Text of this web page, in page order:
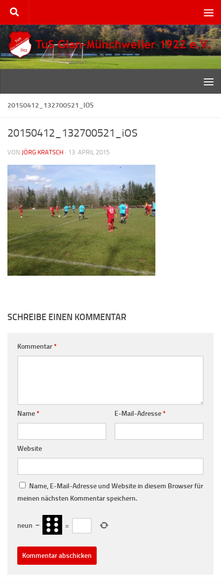
Zum Inhalt springen
20150412_132700521_IOS
20150412_132700521_iOS
VON JÖRG KRATSCH · 13. APRIL 2015
SCHREIBE EINEN KOMMENTAR
Kommentar*
Name* E-Mail-Adresse*
Website
Name, E-Mail-Adresse und Website in diesem Browser für
meinen nächsten Kommentar speichern.
neun − =